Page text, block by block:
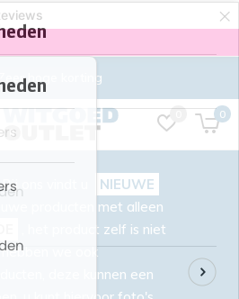
×
0 0
hoge korting
ons vindt u
NIEUWE
producten met alleen
, het product zelf is niet
we ook
deze kunnen een
u kunt hiervoor foto's